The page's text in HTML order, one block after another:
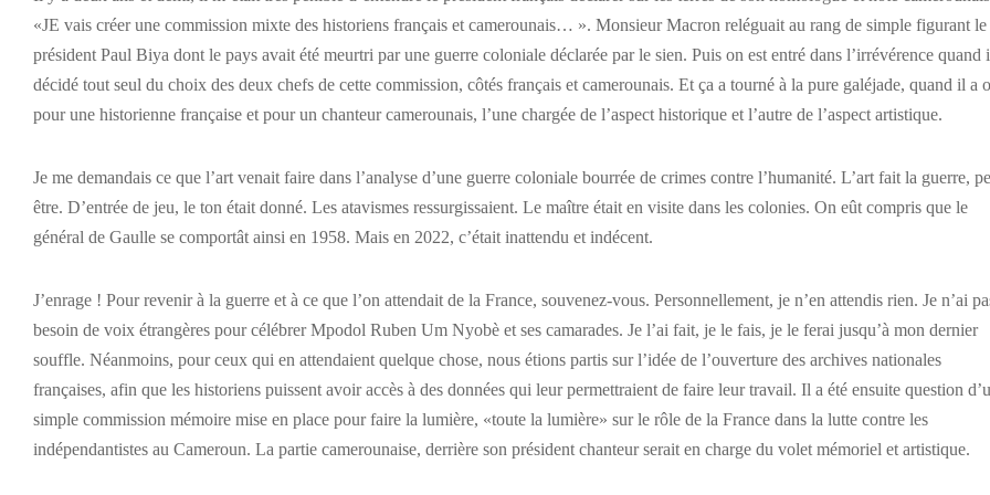
«JE vais créer une commission mixte des historiens français et camerounais… ». Monsieur Macron reléguait au rang de simple figurant le
président Paul Biya dont le pays avait été meurtri par une guerre coloniale déclarée par le sien. Puis on est entré dans l’irrévérence quand
décidé tout seul du choix des deux chefs de cette commission, côtés français et camerounais. Et ça a tourné à la pure galéjade, quand il a
pour une historienne française et pour un chanteur camerounais, l’une chargée de l’aspect historique et l’autre de l’aspect artistique.
Je me demandais ce que l’art venait faire dans l’analyse d’une guerre coloniale bourrée de crimes contre l’humanité. L’art fait la guerre,
être. D’entrée de jeu, le ton était donné. Les atavismes ressurgissaient. Le maître était en visite dans les colonies. On eût compris que le
général de Gaulle se comportât ainsi en 1958. Mais en 2022, c’était inattendu et indécent.
J’enrage ! Pour revenir à la guerre et à ce que l’on attendait de la France, souvenez-vous. Personnellement, je n’en attendis rien. Je n’ai
besoin de voix étrangères pour célébrer Mpodol Ruben Um Nyobè et ses camarades. Je l’ai fait, je le fais, je le ferai jusqu’à mon dernier
souffle. Néanmoins, pour ceux qui en attendaient quelque chose, nous étions partis sur l’idée de l’ouverture des archives nationales
françaises, afin que les historiens puissent avoir accès à des données qui leur permettraient de faire leur travail. Il a été ensuite question
simple commission mémoire mise en place pour faire la lumière, «toute la lumière» sur le rôle de la France dans la lutte contre les
indépendantistes au Cameroun. La partie camerounaise, derrière son président chanteur serait en charge du volet mémoriel et artistique.